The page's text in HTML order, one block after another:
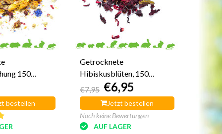
150
bestellen
Getrocknete
Hibiskusblüten, 150
Gramm
€7,95 €6,95
Jetzt bestellen
Noch keine Bewertungen
AUF LAGER